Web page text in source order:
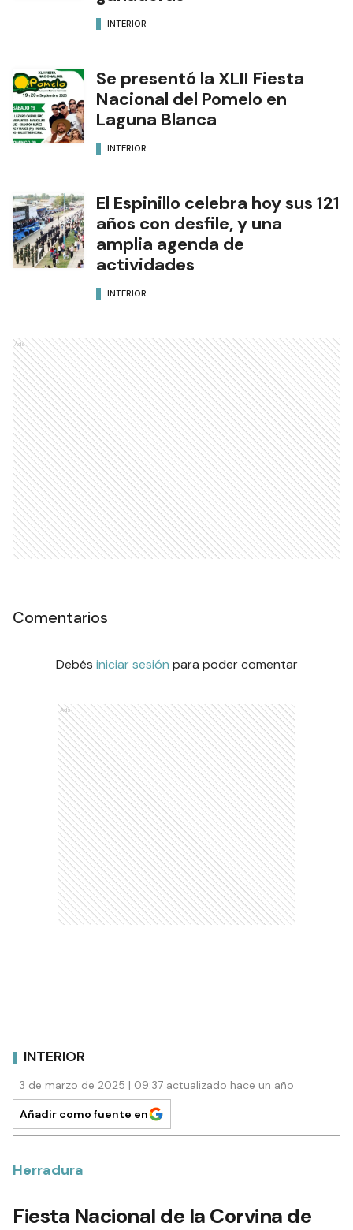
INTERIOR
Se presentó la XLII Fiesta
Nacional del Pomelo en
Laguna Blanca
INTERIOR
El Espinillo celebra hoy sus 121
años con desfile, y una
amplia agenda de
actividades
INTERIOR
Ads
Comentarios
Debés iniciar sesión para poder comentar
Ads
INTERIOR
3 de marzo de 2025 | 09:37 actualizado hace un año
Añadir como fuente en
Herradura
Fiesta Nacional de la Corvina de